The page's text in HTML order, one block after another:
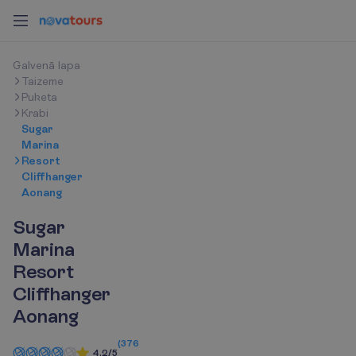
Galvenā lapa
Taizeme
Puketa
Krabi
Sugar
Marina
Resort
Cliffhanger
Aonang
Sugar
Marina
Resort
Cliffhanger
Aonang
4.2/5
(376